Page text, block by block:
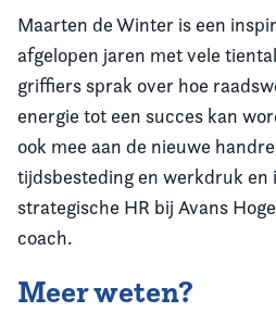
Maarten de Winter is een
afgelopen jaren met vele
griffiers sprak over hoe
energie tot een succes kan
ook mee aan de nieuwe
tijdsbesteding en werkdruk en
strategische HR bij Avans
coach.
Meer weten?